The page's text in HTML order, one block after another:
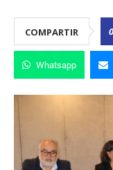
COMPARTIR 0
Whatsapp